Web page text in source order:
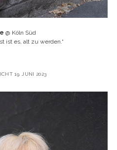
@ Köln Süd
ist es, alt zu werden.“
19. JUNI 2023